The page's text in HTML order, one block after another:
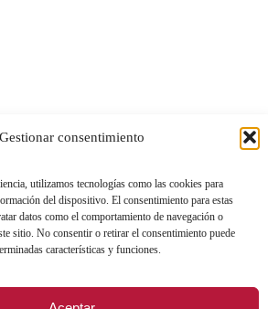
Gestionar consentimiento
utilizamos tecnologías como las cookies para
del dispositivo. El consentimiento para estas
datos como el comportamiento de navegación o
sitio. No consentir o retirar el consentimiento puede
características y funciones.